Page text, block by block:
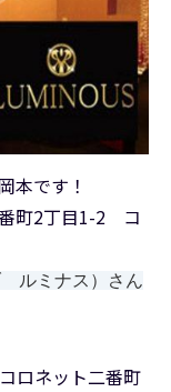
本です！
町2丁目1-2 コ
ルミナス）
さん
ロネット二番町